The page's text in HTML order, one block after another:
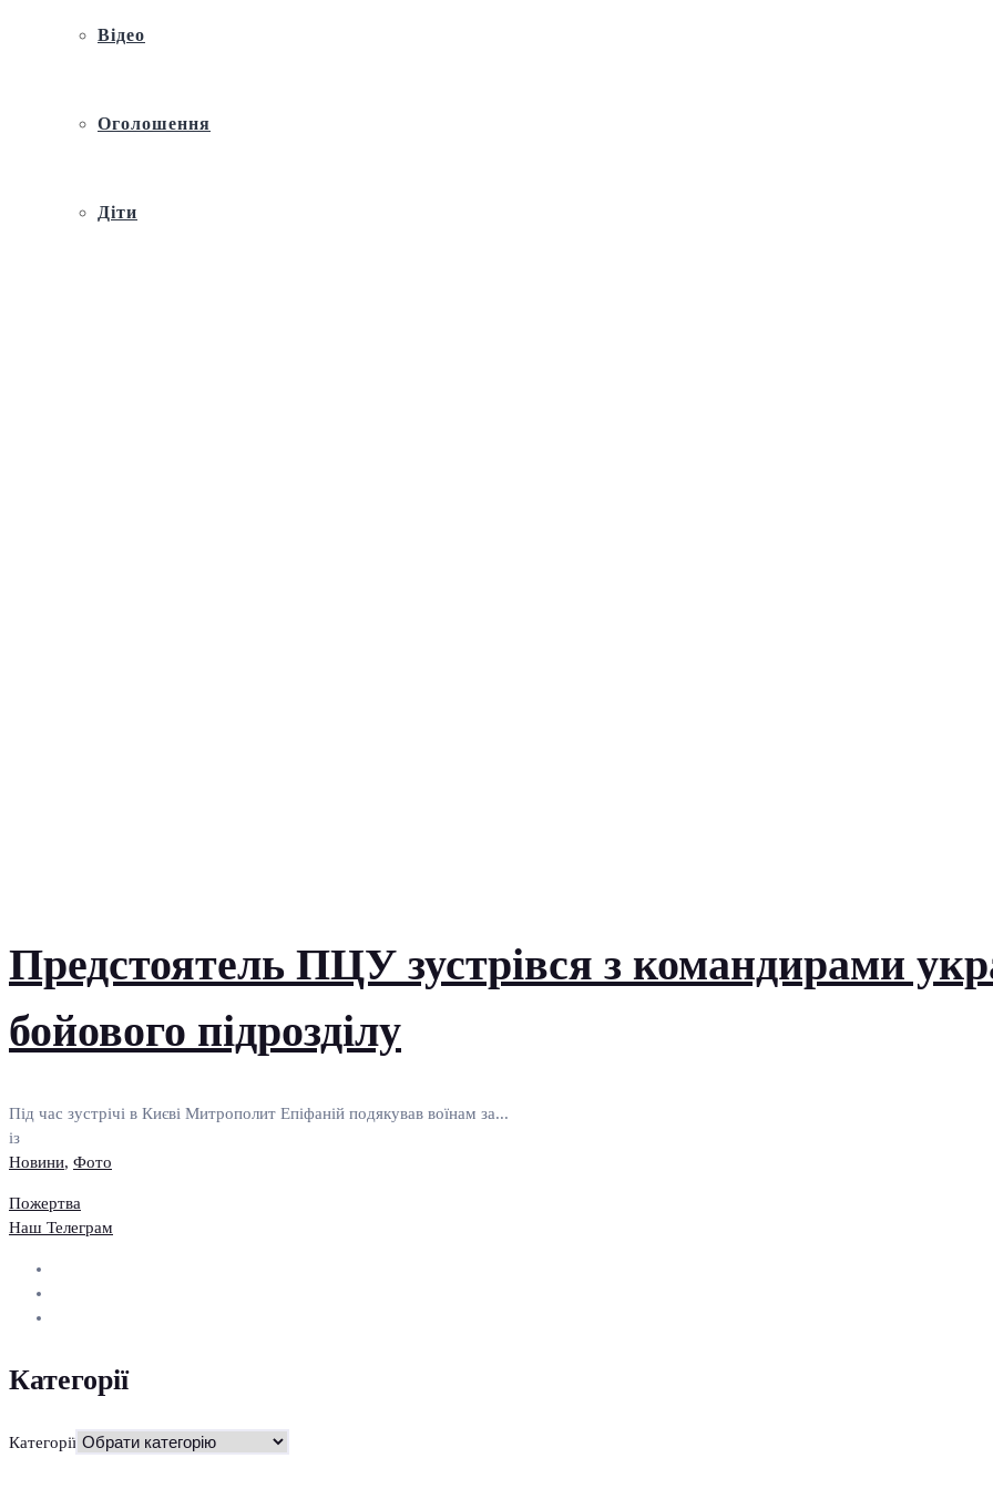
Відео
Оголошення
Діти
Предстоятель ПЦУ зустрівся з командирами
бойового підрозділу
Під час зустрічі в Києві Митрополит Епіфаній подякував воїнам за...
із
Новини, Фото
Пожертва
Наш Телеграм
Категорії
Категорії